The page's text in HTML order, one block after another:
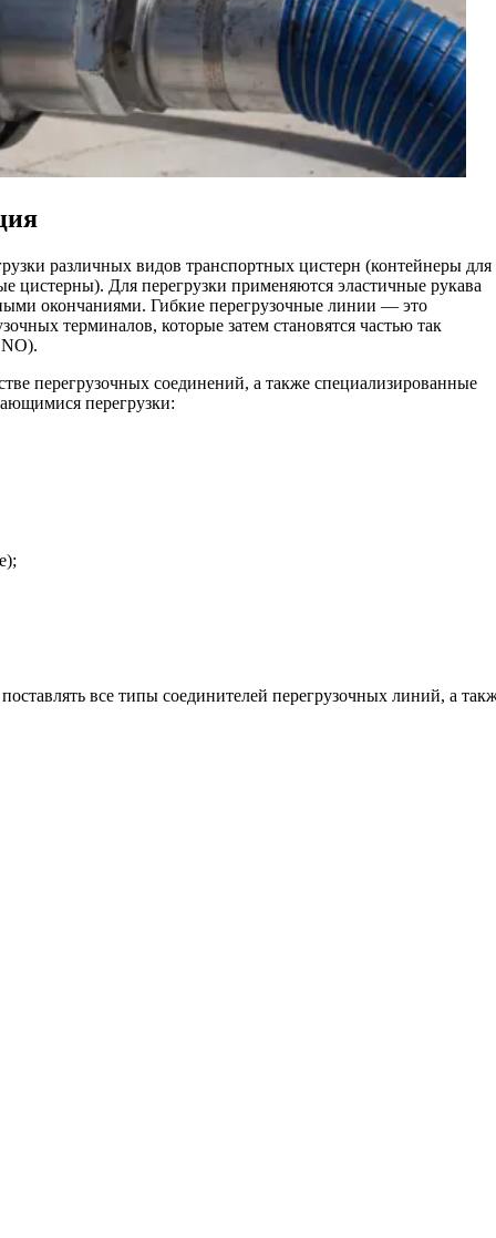
различных видов транспортных цистерн (контейнеры для
Для перегрузки применяются эластичные рукава
окончаниями. Гибкие перегрузочные линии — это
терминалов, которые затем становятся частью так
перегрузочных соединений, а также специализированные
перегрузки:
все типы соединителей перегрузочных линий, а